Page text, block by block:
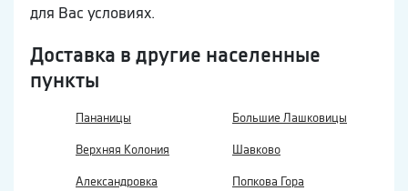
для Вас условиях.
Доставка в другие населенные
пункты
Пананицы Большие Лашковицы
Верхняя Колония Шавково
Александровка Попкова Гора